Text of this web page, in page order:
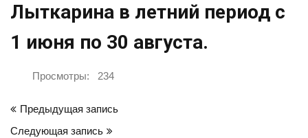
Лыткарина в летний период с
1 июня по 30 августа.
Просмотры: 234
по
Предыдущая запись
Следующая запись